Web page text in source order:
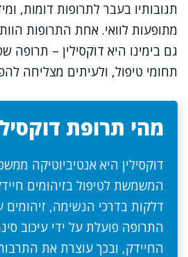
תגובותיו בעבר לתרופות דומות,
מתופעות לוואי. אחת התרופות
גם בימינו היא דוקסילין – תרופה
תחומי טיפול, ולעיתים מצליחה
מהי תרופת
דוקסילין היא אנטיביוטיקה
המשמשת לטיפול בזיהומים
דלקות בדרכי הנשימה, זיהומים
התרופה פועלת על ידי עיכוב
החיידק, ובכך עוצרת את